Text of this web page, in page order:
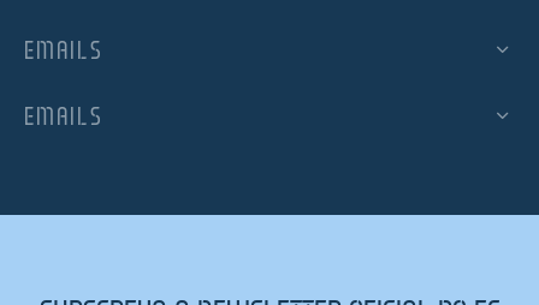
EMAILS
EMAILS